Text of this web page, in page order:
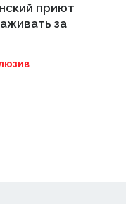
приют
за